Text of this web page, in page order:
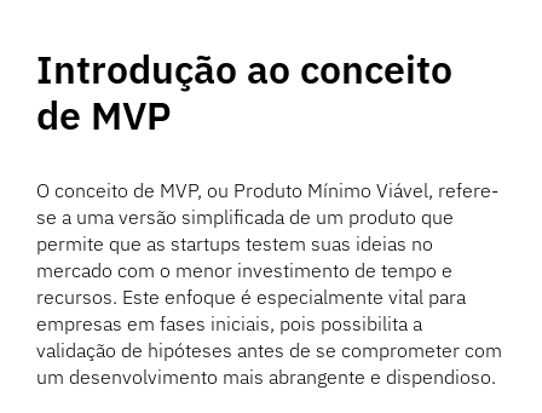
Introdução ao conceito
de MVP
O conceito de MVP, ou Produto Mínimo Viável, refere-
se a uma versão simplificada de um produto que
permite que as startups testem suas ideias no
mercado com o menor investimento de tempo e
recursos. Este enfoque é especialmente vital para
empresas em fases iniciais, pois possibilita a
validação de hipóteses antes de se comprometer com
um desenvolvimento mais abrangente e dispendioso.